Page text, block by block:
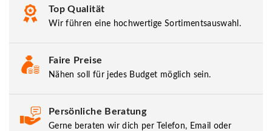
Top Qualität
Wir führen eine hochwertige Sortimentsauswahl.
Faire Preise
Nähen soll für jedes Budget möglich sein.
Persönliche Beratung
Gerne beraten wir dich per Telefon, Email oder